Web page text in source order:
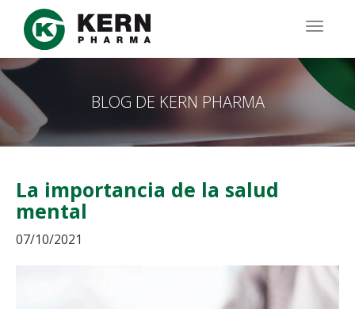
Pasar
contenido
principal
BLOG DE KERN PHARMA
La importancia de la salud
mental
07/10/2021